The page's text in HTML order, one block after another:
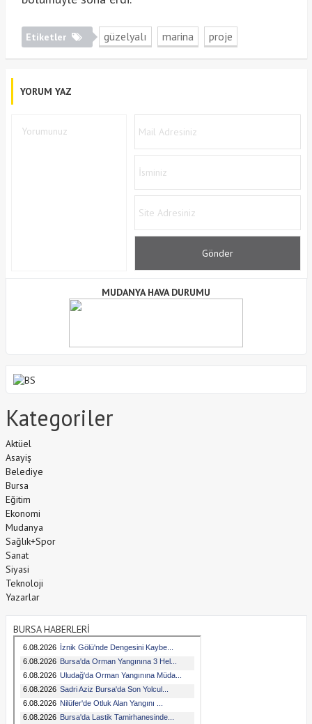
Etiketler güzelyalı marina proje
YORUM YAZ
MUDANYA HAVA DURUMU
Kategoriler
Aktüel
Asayiş
Belediye
Bursa
Eğitim
Ekonomi
Mudanya
Sağlık+Spor
Sanat
Siyasi
Teknoloji
Yazarlar
BURSA HABERLERİ